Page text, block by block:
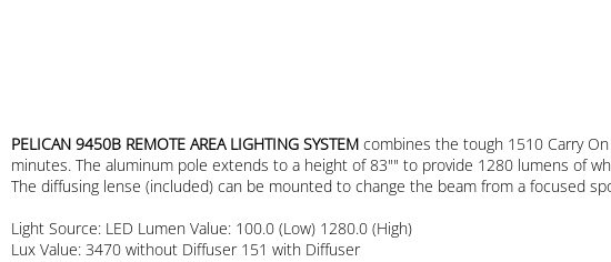
PELICAN 9450BREMOTE AREA LIGHTING SYSTEMcombines the tough 1510 Carry
The diffusing lense (included) can be mounted to change the beam from a focused